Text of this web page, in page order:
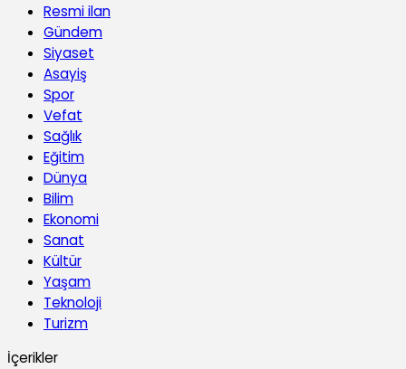
Resmi ilan
Gündem
Siyaset
Asayiş
Spor
Vefat
Sağlık
Eğitim
Dünya
Bilim
Ekonomi
Sanat
Kültür
Yaşam
Teknoloji
Turizm
İçerikler